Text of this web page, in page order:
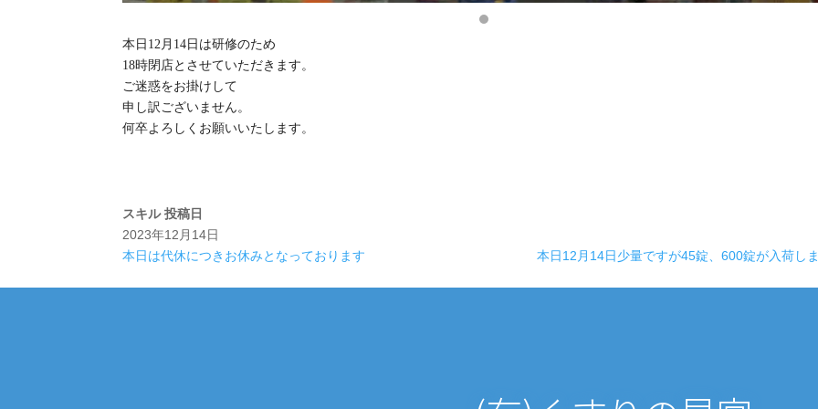
本日12月14日は研修のため
18時閉店とさせていただきます。
ご迷惑をお掛けして
申し訳ございません。
何卒よろしくお願いいたします。
スキル 投稿日
2023年12月14日
本日は代休につきお休みとなっております
本日12月14日少量ですが45錠、600錠が入荷し